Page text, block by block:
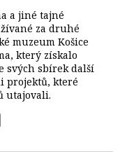
a jiné tajné
za druhé
muzeum Košice
který získalo
svých sbírek další
projektů, které
utajovali.